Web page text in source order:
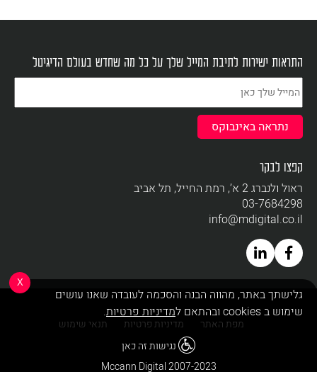
התראות ישירות לתיבת המייל שלך על כל מה שחדש בעולם הדיגיטל
קפצו לבקר
ראול ולנברג 2 א’, רמת החייל, תל אביב
03-7684298
info@mdigital.co.il
מפת האתר מדיניות פרטיות
תנאי שימוש
נגישות זה כאן
Mccann Digital 2007-2023
X
גלישתך באתר, מהווה הבנה והסכמה לעובדה שאנו עושים
שימוש ב cookies ובהתאם ל
מדיניות פרטיות.